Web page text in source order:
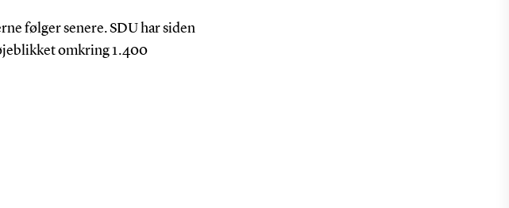
følger senere. SDU har siden
omkring 1.400